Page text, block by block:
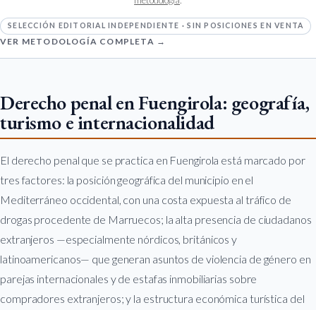
SELECCIÓN EDITORIAL INDEPENDIENTE · SIN POSICIONES EN VENTA
VER METODOLOGÍA COMPLETA →
Derecho penal en Fuengirola: geografía,
turismo e internacionalidad
El derecho penal que se practica en Fuengirola está marcado por
tres factores: la posición geográfica del municipio en el
Mediterráneo occidental, con una costa expuesta al tráfico de
drogas procedente de Marruecos; la alta presencia de ciudadanos
extranjeros —especialmente nórdicos, británicos y
latinoamericanos— que generan asuntos de violencia de género en
parejas internacionales y de estafas inmobiliarias sobre
compradores extranjeros; y la estructura económica turística del